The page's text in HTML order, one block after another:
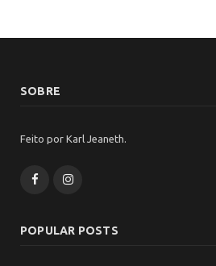
SOBRE
Feito por Karl Jeaneth.
FacebookInstagram
POPULAR POSTS